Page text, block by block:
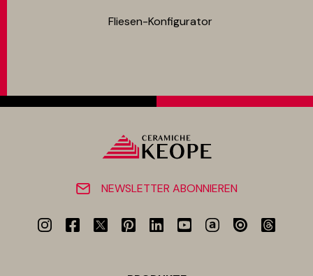
Fliesen-Konfigurator
NEWSLETTER ABONNIEREN